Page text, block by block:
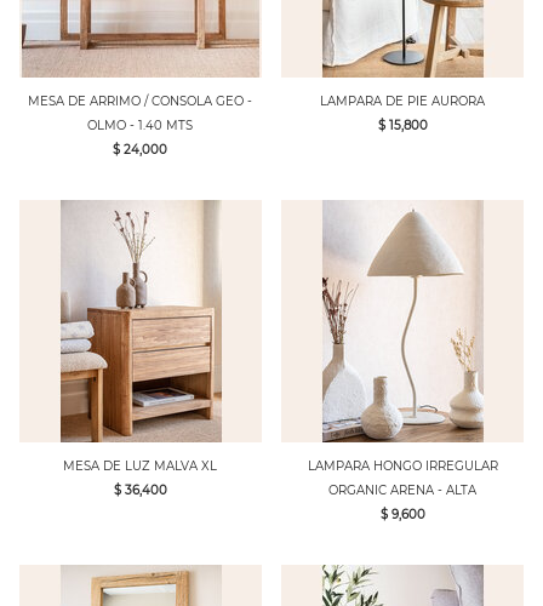
MESA DE ARRIMO / CONSOLA GEO -
OLMO - 1.40 MTS
$ 24,000
LAMPARA DE PIE AURORA
$ 15,800
MESA DE LUZ MALVA XL
$ 36,400
LAMPARA HONGO IRREGULAR
ORGANIC ARENA - ALTA
$ 9,600